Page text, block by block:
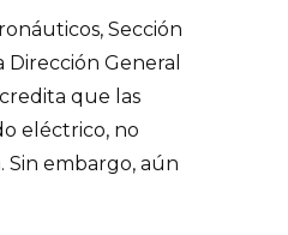
Sección
General
que las
eléctrico, no
Sin embargo, aún